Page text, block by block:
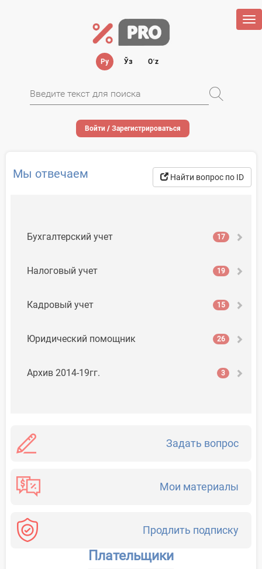
Ру Ўз Oʻz
Войти / Зарегистрироваться
Найти вопрос по ID
Мы отвечаем
Бухгалтерский учет 17
Налоговый учет 19
Кадровый учет 15
Юридический помощник 26
Архив 2014-19гг. 3
Задать вопрос
Мои материалы
Продлить подписку
Плательщики